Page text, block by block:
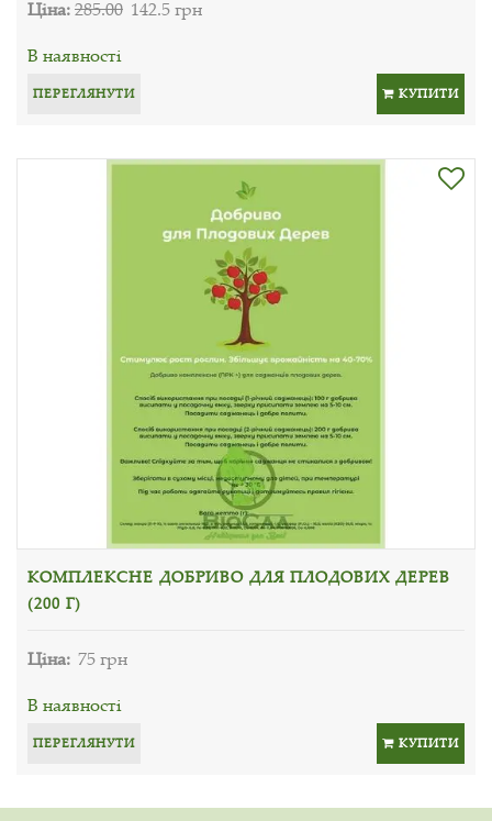
Ціна:285.00 142.5 грн
В наявності
ПЕРЕГЛЯНУТИ КУПИТИ
КОМПЛЕКСНЕ ДОБРИВО ДЛЯ ПЛОДОВИХ ДЕРЕВ
(200 Г)
Ціна: 75 грн
В наявності
ПЕРЕГЛЯНУТИ КУПИТИ